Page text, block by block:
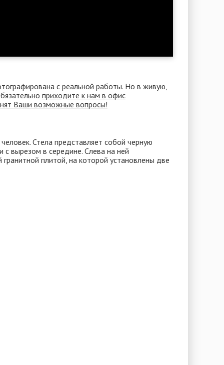
с реальной работы. Но в живую,
приходите к нам в офис
Ваши возможные вопросы!
Стела представляет собой черную
с вырезом в середине. Слева на ней
плитой, на которой установлены две